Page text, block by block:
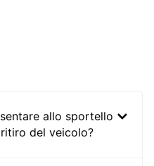
allo sportello
del veicolo?